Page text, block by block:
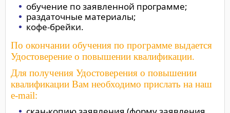
обучение по заявленной программе;
раздаточные материалы;
кофе-брейки.
По окончании обучения по программе выдается
Удостоверение о повышении квалификации.
Для получения Удостоверения о повышении
квалификации Вам необходимо прислать на наш
e-mail: